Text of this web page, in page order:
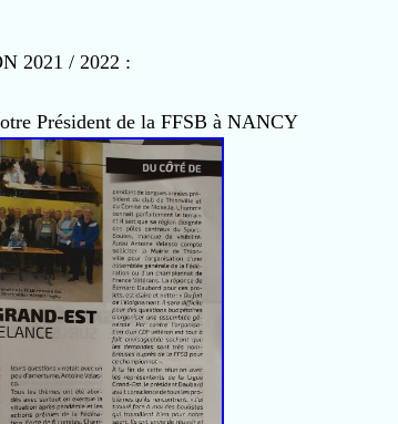
2021 / 2022 :
Président de la FFSB à NANCY